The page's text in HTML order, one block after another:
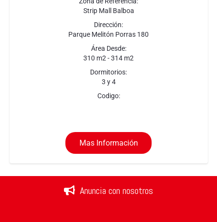
Strip Mall Balboa
Dirección:
Parque Melitón Porras 180
Área Desde:
310 m2 - 314 m2
Dormitorios:
3 y 4
Codigo:
Mas Información
Anuncia con nosotros